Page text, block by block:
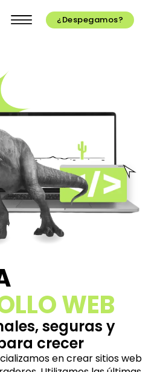
¿Despegamos?
WEB
seguras y
crecer
en crear sitios web